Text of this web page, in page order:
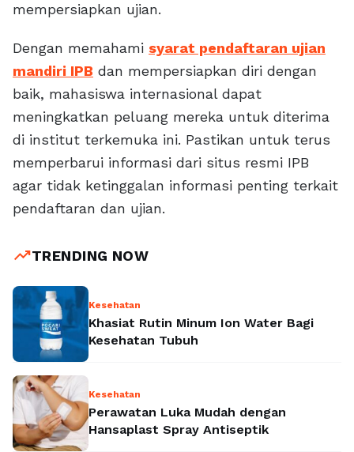
mempersiapkan ujian.
Dengan memahami syarat pendaftaran ujian
mandiri IPB dan mempersiapkan diri dengan
baik, mahasiswa internasional dapat
meningkatkan peluang mereka untuk diterima
di institut terkemuka ini. Pastikan untuk terus
memperbarui informasi dari situs resmi IPB
agar tidak ketinggalan informasi penting terkait
pendaftaran dan ujian.
trending_upTRENDING NOW
Kesehatan
Khasiat Rutin Minum Ion Water Bagi
Kesehatan Tubuh
Kesehatan
Perawatan Luka Mudah dengan
Hansaplast Spray Antiseptik